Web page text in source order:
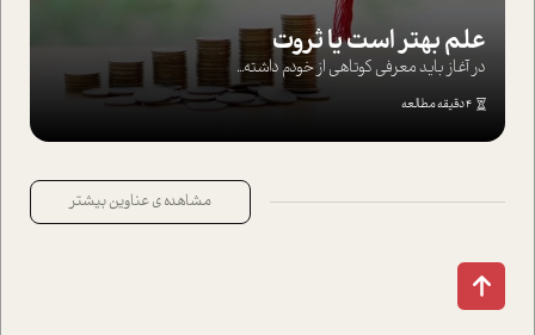
علم بهتر است یا ثروت
در آغاز باید معرفی کوتاهی از خودم داشته...
4 دقیقه مطالعه
مشاهده ی عناوین بیشتر